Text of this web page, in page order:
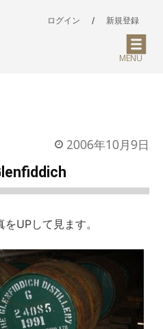
ログイン / 新規登録
MENU
2006年10月9日
UPして見ます。